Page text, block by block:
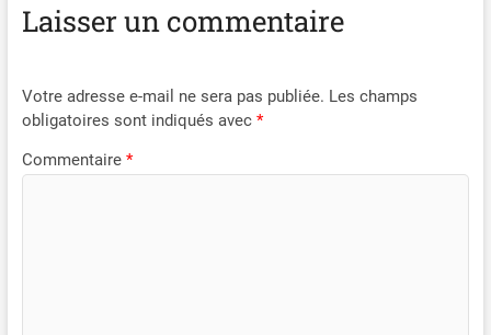
Laisser un commentaire
Votre adresse e-mail ne sera pas publiée. Les champs
obligatoires sont indiqués avec *
Commentaire *